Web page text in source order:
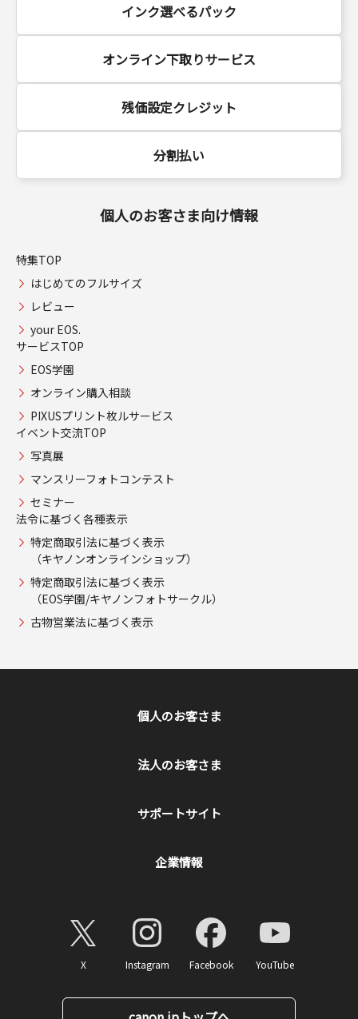
インク選べるパック
オンライン下取りサービス
残価設定クレジット
分割払い
個人のお客さま向け情報
特集TOP
はじめてのフルサイズ
レビュー
your EOS.
サービスTOP
EOS学園
オンライン購入相談
PIXUSプリント枚ルサービス
イベント交流TOP
写真展
マンスリーフォトコンテスト
セミナー
法令に基づく各種表示
特定商取引法に基づく表示
（キヤノンオンラインショップ）
特定商取引法に基づく表示
（EOS学園/キヤノンフォトサークル）
古物営業法に基づく表示
個人のお客さま
法人のお客さま
サポートサイト
企業情報
X Instagram Facebook YouTube